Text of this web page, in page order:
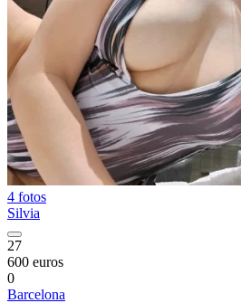
4 fotos
Silvia
27
600 euros
0
Barcelona